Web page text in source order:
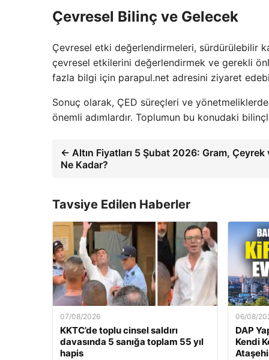
Çevresel Bilinç ve Gelecek
Çevresel etki değerlendirmeleri, sürdürülebilir
çevresel etkilerini değerlendirmek ve gerekli
fazla bilgi için parapul.net adresini ziyaret
Sonuç olarak, ÇED süreçleri ve
önemli adımlardır. Toplumun bu konudaki
← Altın Fiyatları 5 Şubat 2026: Gram, Çeyrek
Ne Kadar?
Tavsiye Edilen Haberler
07/08/2026
KKTC’de toplu cinsel saldırı
davasında 5 sanığa toplam 55 yıl
hapis
06/08/
DAP
Kendi